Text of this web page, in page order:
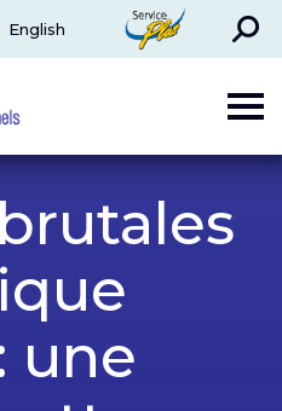
English
ServicePlus
Rechercher
une